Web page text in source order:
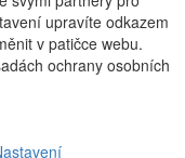
upravíte odkazem
v patičce webu.
ochrany osobních